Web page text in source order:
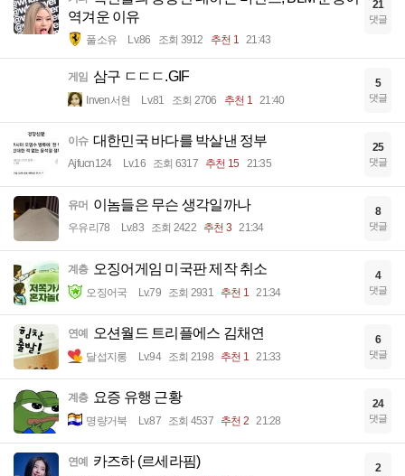
역겨운 이유
풀소유 Lv.86 조회 3912 추천 1 21:43
21
댓글
게임 삼구 ㄷㄷㄷ.GIF
Inven서현 Lv.81 조회 2706 추천 1 21:40
5
댓글
이슈 대한민국 바다를 박살낸 정부
Ajfucn124 Lv.16 조회 6317 추천 15 21:35
25
댓글
유머 이놈들은 무슨 생각일까나
우유리78 Lv.83 조회 2422 추천 3 21:34
8
댓글
계층 오징어게임 미국판 제작 취소
오징어국 Lv.79 조회 2931 추천 1 21:34
4
댓글
연예 오션월드 트리플에스 김채연
달섭지롱 Lv.94 조회 2198 추천 1 21:33
6
댓글
계층 요증 유행 근황
명량거북 Lv.87 조회 4537 추천 2 21:28
24
댓글
연예 카즈하 (르세라핌) 2